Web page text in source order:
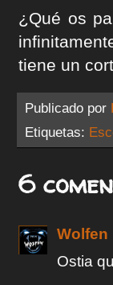
¿Qué os
tiene un
Publicado por
Etiquetas:
6
Wolfen
Ostia